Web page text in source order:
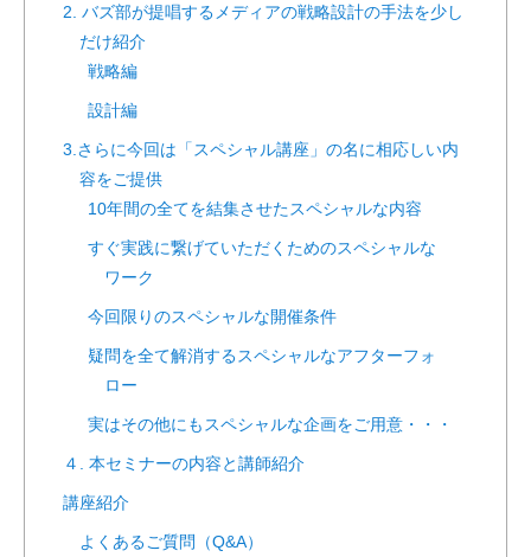
2. バズ部が提唱するメディアの戦略設計の手法を少し
だけ紹介
戦略編
設計編
3.さらに今回は「スペシャル講座」の名に相応しい内
容をご提供
10年間の全てを結集させたスペシャルな内容
すぐ実践に繋げていただくためのスペシャルな
ワーク
今回限りのスペシャルな開催条件
疑問を全て解消するスペシャルなアフターフォ
ロー
実はその他にもスペシャルな企画をご用意・・・
４. 本セミナーの内容と講師紹介
講座紹介
よくあるご質問（Q&A）